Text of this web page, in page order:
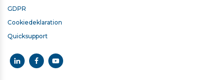
GDPR
Cookiedeklaration
Quicksupport